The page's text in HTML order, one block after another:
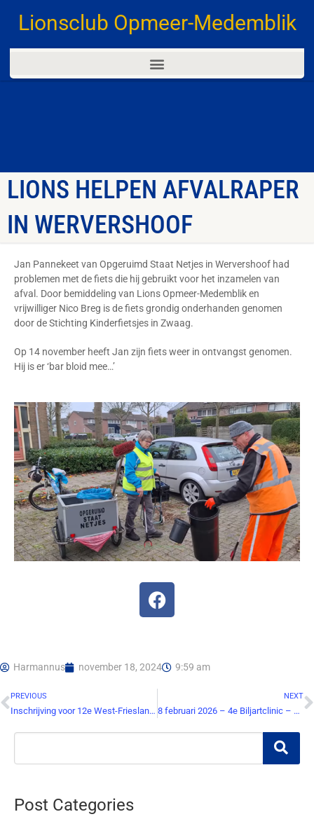
Lionsclub Opmeer-Medemblik
LIONS HELPEN AFVALRAPER
IN WERVERSHOOF
Jan Pannekeet van Opgeruimd Staat Netjes in Wervershoof had
problemen met de fiets die hij gebruikt voor het inzamelen van
afval. Door bemiddeling van Lions Opmeer-Medemblik en
vrijwilliger Nico Breg is de fiets grondig onderhanden genomen
door de Stichting Kinderfietsjes in Zwaag.
Op 14 november heeft Jan zijn fiets weer in ontvangst genomen.
Hij is er ‘bar bloid mee…’
Harmannus november 18, 2024 9:59 am
PREVIOUS
Inschrijving voor 12e West-Friesland Rally gestart.
NEXT
8 februari 2026 – 4e Biljartclinic – Schrijf je nu in !
Post Categories